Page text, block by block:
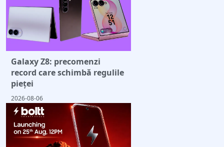
Galaxy Z8: precomenzi
record care schimbă regulile
pieței
2026-08-06